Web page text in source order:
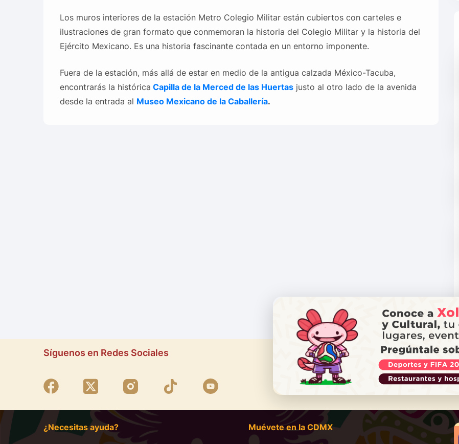
Los muros interiores de la estación Metro Colegio Militar están cubiertos con carteles e
ilustraciones de gran formato que conmemoran la historia del Colegio Militar y la historia del
Ejército Mexicano. Es una historia fascinante contada en un entorno imponente.
Fuera de la estación, más allá de estar en medio de la antigua calzada México-Tacuba,
encontrarás la histórica Capilla de la Merced de las Huertas justo al otro lado de la avenida
desde la entrada al Museo Mexicano de la Caballería.
Síguenos en Redes Sociales
¿Necesitas ayuda? Muévete en la CDMX